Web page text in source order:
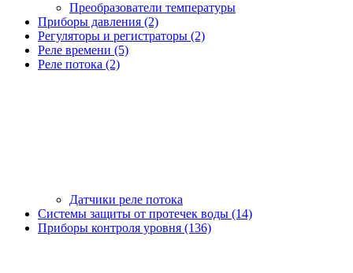
Преобразователи температуры
Приборы давления (2)
Регуляторы и регистраторы (2)
Реле времени (5)
Реле потока (2)
Датчики реле потока
Системы защиты от протечек воды (14)
Приборы контроля уровня (136)